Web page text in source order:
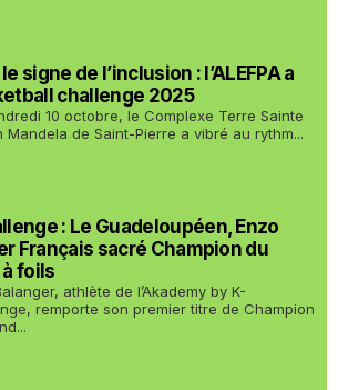
signe de l’inclusion : l’ALEFPA a
challenge 2025
10 octobre, le Complexe Terre Sainte
Mandela de Saint-Pierre a vibré au rythm...
: Le Guadeloupéen, Enzo
Français sacré Champion du
foils
athlète de l’Akademy by K-
remporte son premier titre de Champion